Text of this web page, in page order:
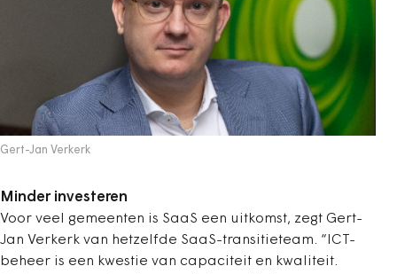
Gert-Jan Verkerk
Minder investeren
Voor veel gemeenten is SaaS een uitkomst, zegt Gert-
Jan Verkerk van hetzelfde SaaS-transitieteam. “ICT-
beheer is een kwestie van capaciteit en kwaliteit.